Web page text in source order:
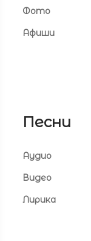
Фото
Афиши
Песни
Аудио
Видео
Лирика